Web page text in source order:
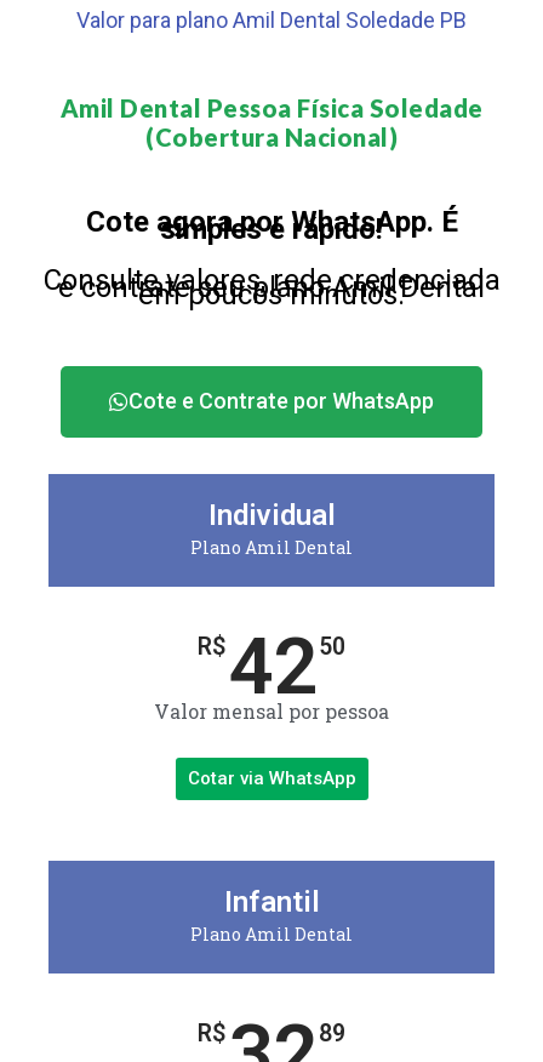
Valor para plano Amil Dental Soledade PB
Amil Dental Pessoa Física Soledade
(Cobertura Nacional)​
Cote agora por WhatsApp. É
simples e rápido!
Consulte valores, rede credenciada
e contrate seu plano Amil Dental
em poucos minutos.
Cote e Contrate por WhatsApp
Individual
Plano Amil Dental
R$4250
Valor mensal por pessoa
Cotar via WhatsApp
Infantil
Plano Amil Dental
R$ 89